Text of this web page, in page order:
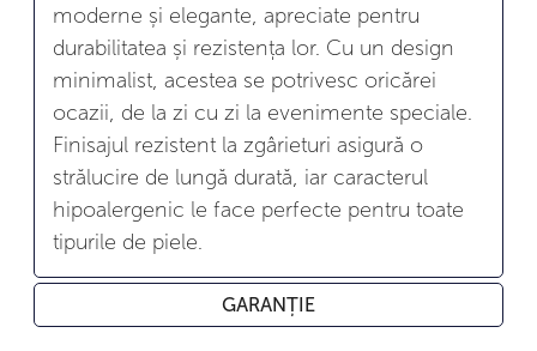
moderne și elegante, apreciate pentru
durabilitatea și rezistența lor. Cu un design
minimalist, acestea se potrivesc oricărei
ocazii, de la zi cu zi la evenimente speciale.
Finisajul rezistent la zgârieturi asigură o
strălucire de lungă durată, iar caracterul
hipoalergenic le face perfecte pentru toate
tipurile de piele.
GARANȚIE